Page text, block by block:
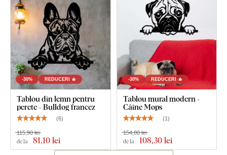
-30% REDUCERI 🔥
Tablou din lemn pentru
perete - Bulldog francez
(6)
de la 81,10 lei
115,90 lei
-30% REDUCERI 🔥
Tablou mural modern -
Câine Mops
(1)
de la 108,30 lei
154,80 lei